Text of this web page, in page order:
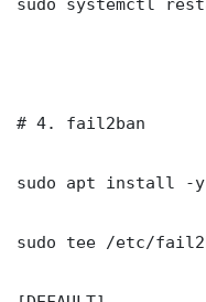
# 4. fail2ban
sudo apt install -
sudo tee /etc/